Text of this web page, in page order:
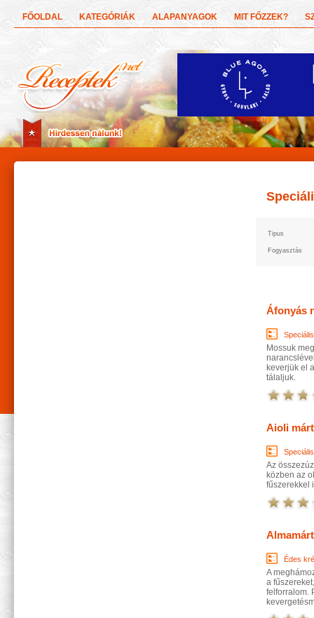
FŐOLDAL KATEGÓRIÁK ALAPANYAGOK MIT FŐZZEK?
Tipus
Fogyasztás
Áfonyás
Mossuk
keverjük el
tálaljuk.
Aioli
Az
közben az
fűszerekkel
Édes
A
a
felforralom.